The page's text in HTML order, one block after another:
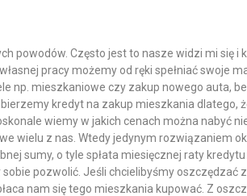
powodów. Często jest to nasze widzi mi się i
pracy możemy od ręki spełniać swoje
np. mieszkaniowe czy zakup nowego auta,
kredyt na zakup mieszkania dlatego,
wiemy w jakich cenach można nabyć
wielu z nas. Wtedy jedynym rozwiązaniem
sumy, o tyle spłata miesięcznej raty
pozwolić. Jeśli chcielibyśmy oszczędzać
nam się tego mieszkania kupować. Z